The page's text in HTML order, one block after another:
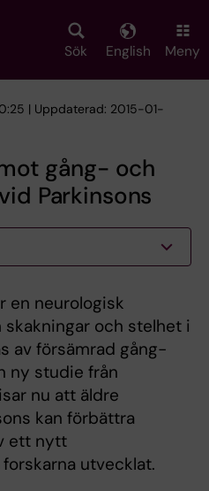
Sök English Meny
| Uppdaterad: 2015-01-
gång- och
Parkinsons
en neurologisk
och stelhet i
av försämrad gång-
ny studie från
nu att äldre
kan förbättra
ett nytt
utvecklat.